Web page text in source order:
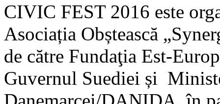
CIVIC FEST 2016 este
Asociația Obștească
de către Fundaţia Est-
Guvernul Suediei și